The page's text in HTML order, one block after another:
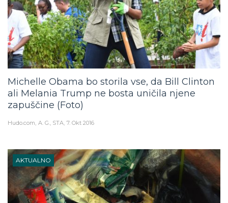
Michelle Obama bo storila vse, da Bill Clinton
ali Melania Trump ne bosta uničila njene
zapuščine (Foto)
Hudo.com A. G., STA 7. Okt 2016
AKTUALNO